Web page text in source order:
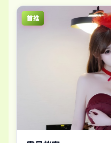
首推